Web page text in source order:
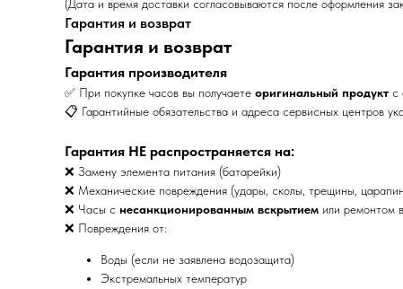
(Дата и время доставки согласовываются после оформления
Гарантия и возврат
Гарантия и возврат
Гарантия производителя
✅ При покупке часов вы получаете оригинальный продукт с
📋 Гарантийные обязательства и адреса сервисных центров
Гарантия НЕ распространяется на:
❌ Замену элемента питания (батарейки)
❌ Механические повреждения (удары, сколы, трещины,
❌ Часы с несанкционированным вскрытием или ремонтом
❌ Повреждения от:
Воды (если не заявлена водозащита)
Экстремальных температур